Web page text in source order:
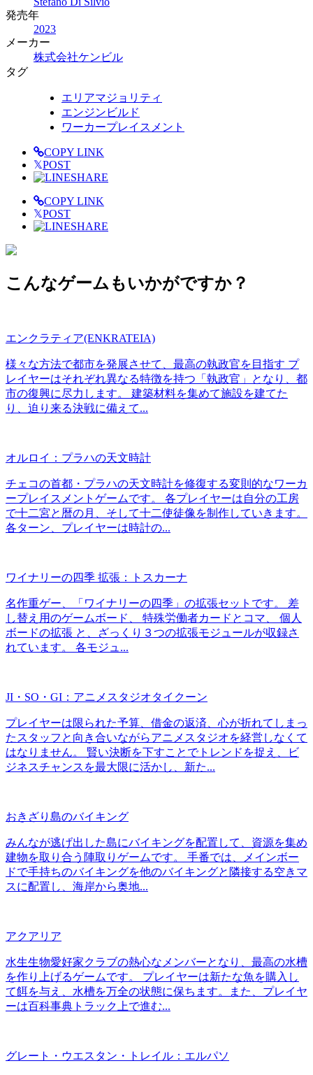
発売年
2023
メーカー
株式会社ケンビル
タグ
エリアマジョリティ
エンジンビルド
ワーカープレイスメント
COPY LINK
𝕏POST
SHARE
COPY LINK
𝕏POST
SHARE
こんなゲームもいかがですか？
エンクラティア(ENKRATEIA)
様々な方法で都市を発展させて、最高の執政官を目指す プ
レイヤーはそれぞれ異なる特徴を持つ「執政官」となり、都
市の復興に尽力します。 建築材料を集めて施設を建てた
り、迫り来る決戦に備えて...
オルロイ：プラハの天文時計
チェコの首都・プラハの天文時計を修復する変則的なワーカ
ープレイスメントゲームです。 各プレイヤーは自分の工房
で十二宮と暦の月、そして十二使徒像を制作していきます。
各ターン、プレイヤーは時計の...
ワイナリーの四季 拡張：トスカーナ
名作重ゲー、「ワイナリーの四季」の拡張セットです。 差
し替え用のゲームボード、 特殊労働者カードとコマ、 個人
ボードの拡張 と、ざっくり３つの拡張モジュールが収録さ
れています。 各モジュ...
JI・SO・GI：アニメスタジオタイクーン
プレイヤーは限られた予算、借金の返済、心が折れてしまっ
たスタッフと向き合いながらアニメスタジオを経営しなくて
はなりません。 賢い決断を下すことでトレンドを捉え、ビ
ジネスチャンスを最大限に活かし、新た...
おきざり島のバイキング
みんなが逃げ出した島にバイキングを配置して、資源を集め
建物を取り合う陣取りゲームです。 手番では、メインボー
ドで手持ちのバイキングを他のバイキングと隣接する空きマ
スに配置し、海岸から奥地...
アクアリア
水生生物愛好家クラブの熱心なメンバーとなり、最高の水槽
を作り上げるゲームです。 プレイヤーは新たな魚を購入し
て餌を与え、水槽を万全の状態に保ちます。また、プレイヤ
ーは百科事典トラック上で進む...
グレート・ウエスタン・トレイル：エルパソ